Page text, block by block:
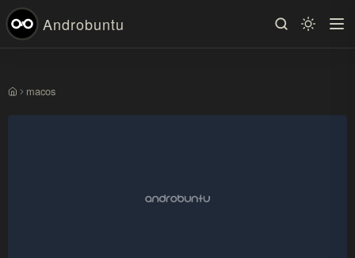
Androbuntu
Beranda
macos